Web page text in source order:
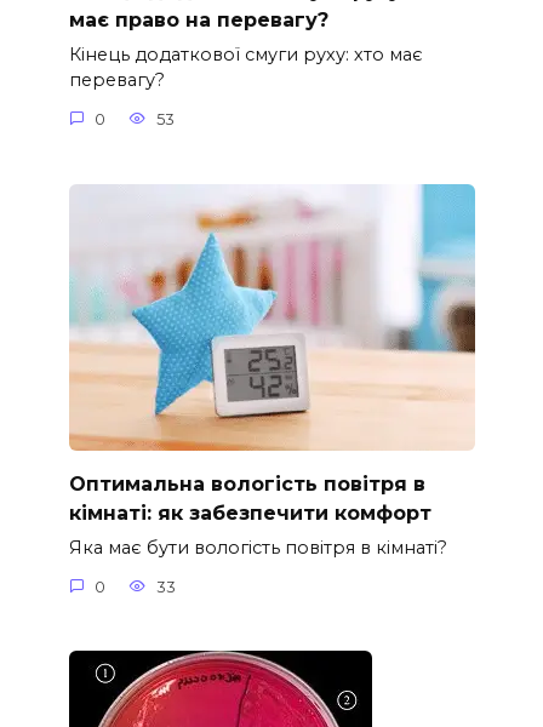
має право на перевагу?
Кінець додаткової смуги руху: хто має
перевагу?
0 53
Оптимальна вологість повітря в
кімнаті: як забезпечити комфорт
Яка має бути вологість повітря в кімнаті?
0 33